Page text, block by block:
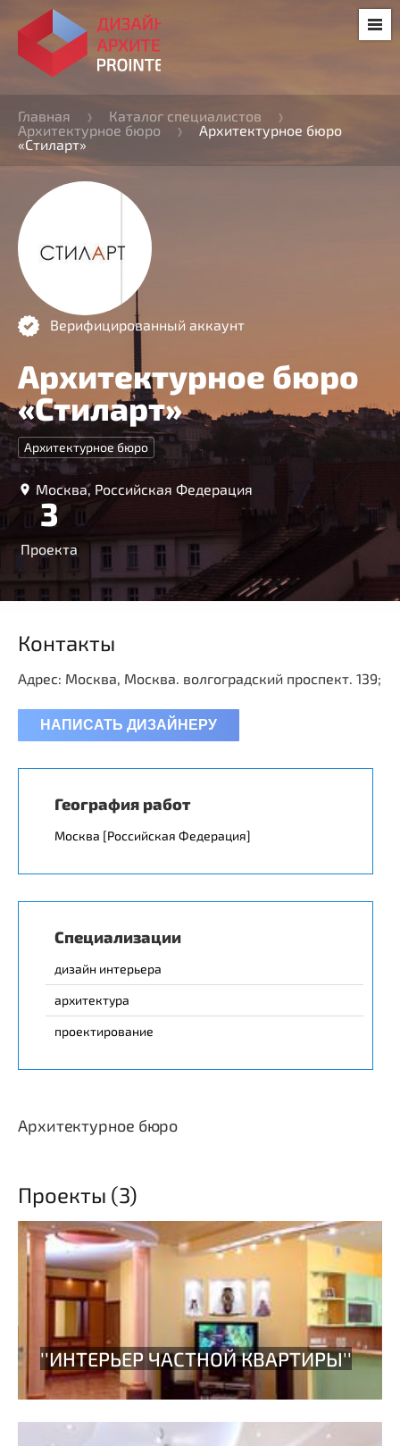
Главная
Каталог специалистов
Архитектурное бюро
Архитектурное бюро
«Стиларт»
Верифицированный аккаунт
Архитектурное бюро
«Стиларт»
Архитектурное бюро
Москва, Российская Федерация
3
Проекта
Контакты
Адрес: Москва, Москва. волгоградский проспект. 139;
НАПИСАТЬ ДИЗАЙНЕРУ
География работ
Москва [Российская Федерация]
Специализации
дизайн интерьера
архитектура
проектирование
Архитектурное бюро
Проекты (3)